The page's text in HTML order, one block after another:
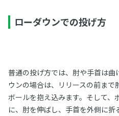
ローダウンでの投げ方
普通の投げ方では、肘や手首は
ウンの場合は、リリースの前まで
ボールを抱え込みます。そして、
に、肘を伸ばし、手首を外側に折